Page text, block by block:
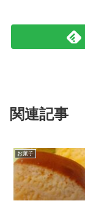
関連記事
お菓子